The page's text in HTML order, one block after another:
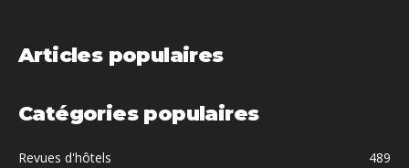
Articles populaires
Catégories populaires
Revues d'hôtels
489